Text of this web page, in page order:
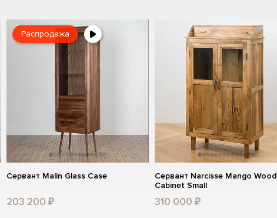
Распродажа
Сервант Malin Glass Case
203 200 ₽
Сервант Narcisse Mango Wood
Cabinet Small
310 000 ₽